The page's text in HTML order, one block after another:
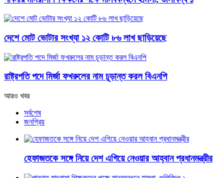
দেশে মোট ভোটার সংখ্যা ১২ কোটি ৮৬ লাখ ছাড়িয়েছে
রাষ্ট্রপতি পদে মির্জা ফখরুলের নাম চূড়ান্ত করল বিএনপি
আরও খবর
সর্বশেষ
জনপ্রিয়
হেফাজতকে সঙ্গে নিয়ে দেশ এগিয়ে নেওয়ার আহ্বান প্রধানমন্ত্রীর